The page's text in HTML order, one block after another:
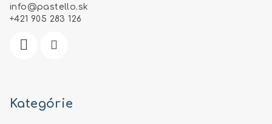
info @pastello.sk
+421 905 283 126
Kategórie